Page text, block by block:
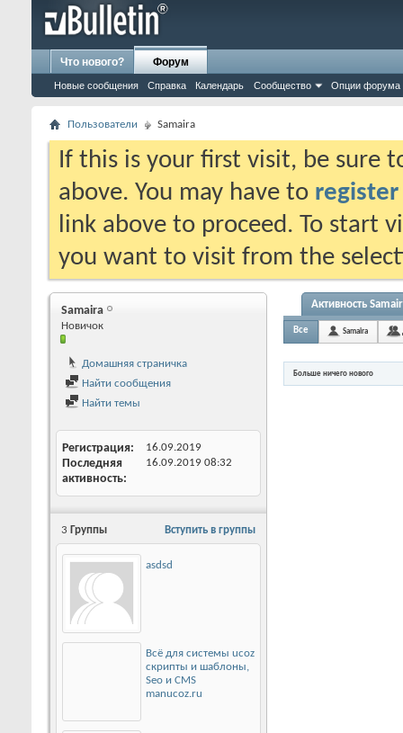
Что нового? Форум
Новые сообщения Справка Календарь Сообщество Опции форума
Пользователи Samaira
If this is your first visit, be sure
above. You may have to register
link above to proceed. To start
you want to visit from the
Samaira
Новичок
Домашняя страничка
Найти сообщения
Найти темы
Регистрация 16.09.2019
Последняя
активность
16.09.2019 08:32
Вступить в группы
3 Группы
asdsd
Всё для системы ucoz
скрипты и шаблоны,
Seo и CMS
manucoz.ru
Активность
Все Samaira
Больше ничего нового